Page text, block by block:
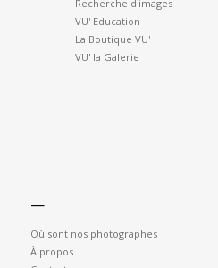
Recherche d'images
VU' Education
La Boutique VU'
VU' la Galerie
—
Où sont nos photographes
À propos